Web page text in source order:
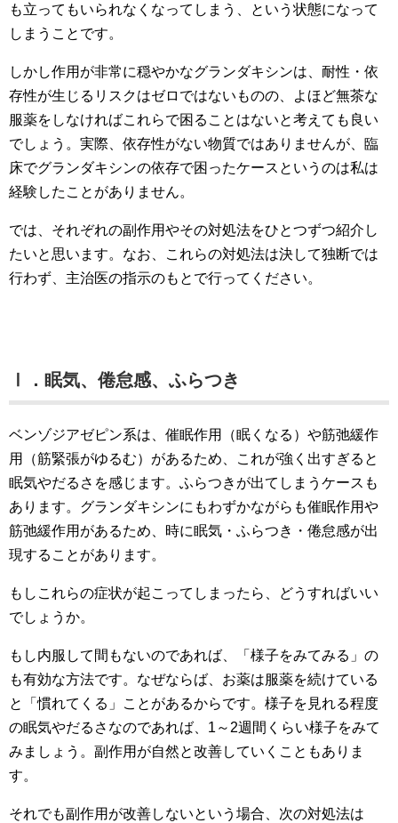
も立ってもいられなくなってしまう、という状態になって
しまうことです。
しかし作用が非常に穏やかなグランダキシンは、耐性・依
存性が生じるリスクはゼロではないものの、よほど無茶な
服薬をしなければこれらで困ることはないと考えても良い
でしょう。実際、依存性がない物質ではありませんが、臨
床でグランダキシンの依存で困ったケースというのは私は
経験したことがありません。
では、それぞれの副作用やその対処法をひとつずつ紹介し
たいと思います。なお、これらの対処法は決して独断では
行わず、主治医の指示のもとで行ってください。
Ⅰ．眠気、倦怠感、ふらつき
ベンゾジアゼピン系は、催眠作用（眠くなる）や筋弛緩作
用（筋緊張がゆるむ）があるため、これが強く出すぎると
眠気やだるさを感じます。ふらつきが出てしまうケースも
あります。グランダキシンにもわずかながらも催眠作用や
筋弛緩作用があるため、時に眠気・ふらつき・倦怠感が出
現することがあります。
もしこれらの症状が起こってしまったら、どうすればいい
でしょうか。
もし内服して間もないのであれば、「様子をみてみる」の
も有効な方法です。なぜならば、お薬は服薬を続けている
と「慣れてくる」ことがあるからです。様子を見れる程度
の眠気やだるさなのであれば、1～2週間くらい様子をみて
みましょう。副作用が自然と改善していくこともありま
す。
それでも副作用が改善しないという場合、次の対処法は